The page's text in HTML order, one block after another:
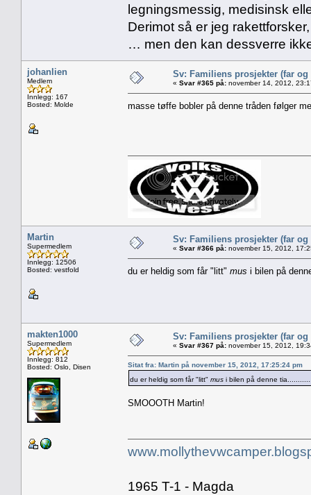
legningsmessig, medisinsk
Derimot så er jeg
… men den kan dessverre
johanlien
Medlem
Innlegg: 167
Bosted: Molde
Sv: Familiens prosjekter (far og
« Svar #365 på: november 14, 2012,
masse tøffe bobler på denne tråden følger
Martin
Supermedlem
Innlegg: 12506
Bosted: vestfold
Sv: Familiens prosjekter (far og
« Svar #366 på: november 15, 2012,
du er heldig som får "litt" mus i bilen på
makten1000
Supermedlem
Innlegg: 812
Bosted: Oslo, Disen
Sv: Familiens prosjekter (far og
« Svar #367 på: november 15, 2012,
Sitat fra: Martin på november 15, 2012, 17:25:24 pm
du er heldig som får "litt" mus i bilen på denne
SMOOOTH Martin!
1965 T-1 - Magda